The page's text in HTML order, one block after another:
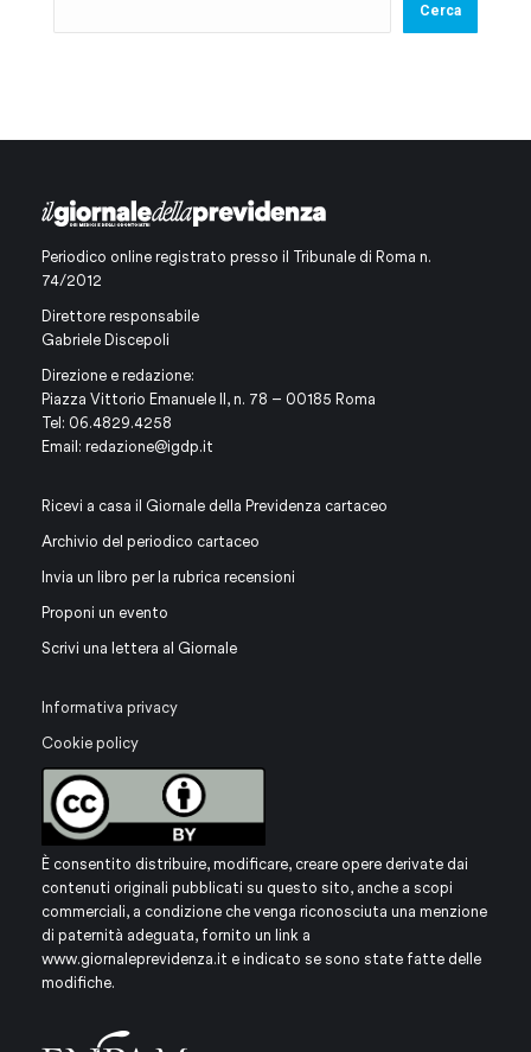
Cerca
Periodico online registrato presso il Tribunale di Roma n.
74/2012
Direttore responsabile
Gabriele Discepoli
Direzione e redazione:
Piazza Vittorio Emanuele II, n. 78 – 00185 Roma
Tel: 06.4829.4258
Email: redazione@igdp.it
Ricevi a casa il Giornale della Previdenza cartaceo
Archivio del periodico cartaceo
Invia un libro per la rubrica recensioni
Proponi un evento
Scrivi una lettera al Giornale
Informativa privacy
Cookie policy
È consentito distribuire, modificare, creare opere derivate dai
contenuti originali pubblicati su questo sito, anche a scopi
commerciali, a condizione che venga riconosciuta una menzione
di paternità adeguata, fornito un link a
www.giornaleprevidenza.it e indicato se sono state fatte delle
modifiche.